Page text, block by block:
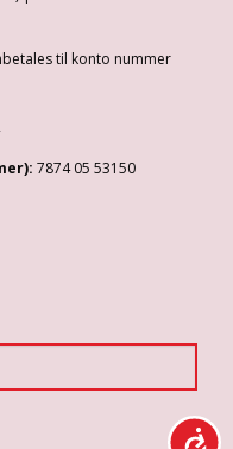
til konto nummer
7874 05 53150